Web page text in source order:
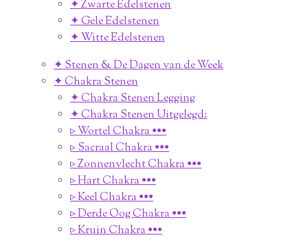
✦ Zwarte Edelstenen
✦ Gele Edelstenen
✦ Witte Edelstenen
✦ Stenen & De Dagen van de Week
✦ Chakra Stenen
✦ Chakra Stenen Legging
✦ Chakra Stenen Uitgelegd:
▹ Wortel Chakra •••
▹ Sacraal Chakra •••
▹ Zonnenvlecht Chakra •••
▹ Hart Chakra •••
▹ Keel Chakra •••
▹ Derde Oog Chakra •••
▹ Kruin Chakra •••